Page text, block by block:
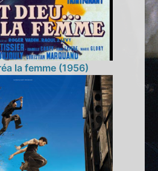
la femme (1956)